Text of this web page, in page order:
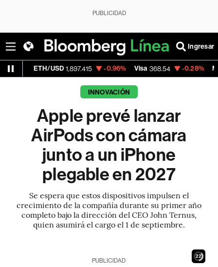
PUBLICIDAD
Ingresar
1,897.415 -0.96% Visa 368.54 -0.28% MercadoLibre
INNOVACIÓN
Apple prevé lanzar
AirPods con cámara
junto a un iPhone
plegable en 2027
Se espera que estos dispositivos impulsen el
crecimiento de la compañía durante su primer año
completo bajo la dirección del CEO John Ternus,
quien asumirá el cargo el 1 de septiembre.
20
PUBLICIDAD